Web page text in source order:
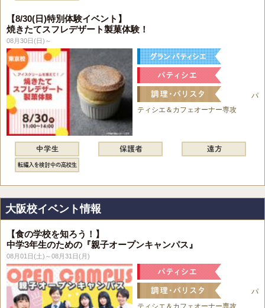
【8/30(日)特別体験イベント】
焼きたてスフレデザート製菓体験！
08月30日(日)～
パ
ティシエ＆カフェオーナー専攻
大阪校イベント情報
【食の学校を知ろう！】
中学3年生のための『親子オープンキャンパス』
08月01日(土)～08月31日(月)
パ
ティシエ＆カフェオーナー専攻